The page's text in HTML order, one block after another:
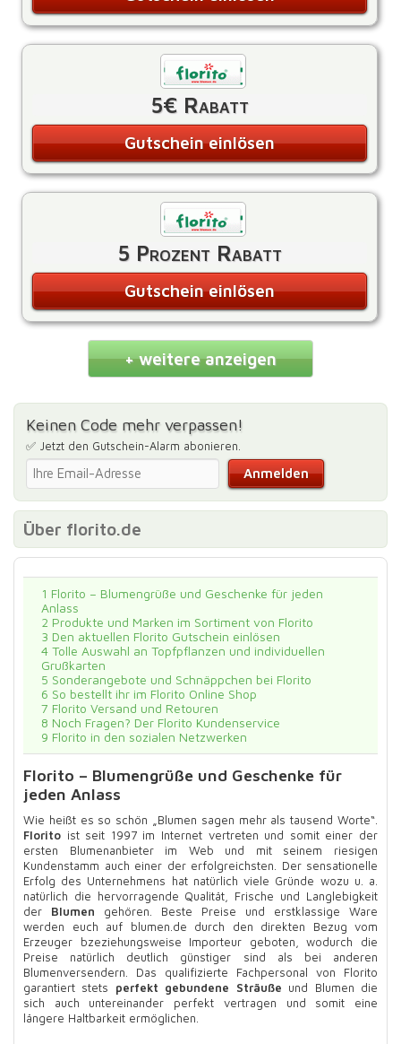
5€ Rabatt
Gutschein einlösen
5 Prozent Rabatt
Gutschein einlösen
+ weitere anzeigen
Keinen Code mehr verpassen!
✅ Jetzt den Gutschein-Alarm abonieren.
Über florito.de
1 Florito – Blumengrüße und Geschenke für jeden
Anlass
2 Produkte und Marken im Sortiment von Florito
3 Den aktuellen Florito Gutschein einlösen
4 Tolle Auswahl an Topfpflanzen und individuellen
Grußkarten
5 Sonderangebote und Schnäppchen bei Florito
6 So bestellt ihr im Florito Online Shop
7 Florito Versand und Retouren
8 Noch Fragen? Der Florito Kundenservice
9 Florito in den sozialen Netzwerken
Florito – Blumengrüße und Geschenke für
jeden Anlass
Wie heißt es so schön „Blumen sagen mehr als tausend Worte“.
Florito ist seit 1997 im Internet vertreten und somit einer der
ersten Blumenanbieter im Web und mit seinem riesigen
Kundenstamm auch einer der erfolgreichsten. Der sensationelle
Erfolg des Unternehmens hat natürlich viele Gründe wozu u. a.
natürlich die hervorragende Qualität, Frische und Langlebigkeit
der Blumen gehören. Beste Preise und erstklassige Ware
werden euch auf blumen.de durch den direkten Bezug vom
Erzeuger bzeziehungsweise Importeur geboten, wodurch die
Preise natürlich deutlich günstiger sind als bei anderen
Blumenversendern. Das qualifizierte Fachpersonal von Florito
garantiert stets perfekt gebundene Sträuße und Blumen die
sich auch untereinander perfekt vertragen und somit eine
längere Haltbarkeit ermöglichen.